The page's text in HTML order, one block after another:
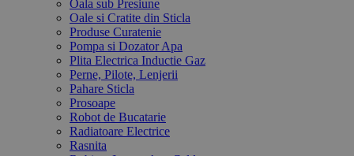
Oala sub Presiune
Oale si Cratite din Sticla
Produse Curatenie
Pompa si Dozator Apa
Plita Electrica Inductie Gaz
Perne, Pilote, Lenjerii
Pahare Sticla
Prosoape
Robot de Bucatarie
Radiatoare Electrice
Rasnita